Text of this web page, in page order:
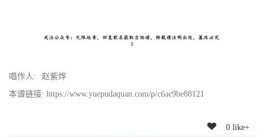
唱作人:
赵紫烨
本谱链接: https://www.yuepudaquan.com/p/c6ac9be88121
0 like+